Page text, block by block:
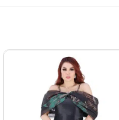
هذا الفستان هو الخيار المثالي